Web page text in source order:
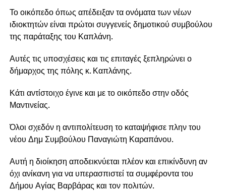
Το οικόπεδο όπως απέδειξαν τα ονόματα των νέων
ιδιοκτητών είναι πρώτοι συγγενείς δημοτικού συμβούλου
της παράταξης του Καπλάνη.
Αυτές τις υποσχέσεις και τις επιταγές ξεπληρώνει ο
δήμαρχος της πόλης κ. Καπλάνης.
Κάτι αντίστοιχο έγινε και με το οικόπεδο στην οδός
Μαντινείας.
Όλοι σχεδόν η αντιπολίτευση το καταψήφισε πλην του
νέου Δημ Συμβούλου Παναγιώτη Καραπάνου.
Αυτή η διοίκηση αποδεικνύεται πλέον και επικίνδυνη αν
όχι ανίκανη για να υπερασπιστεί τα συμφέροντα του
Δήμου Αγίας Βαρβάρας και τον πολιτών.